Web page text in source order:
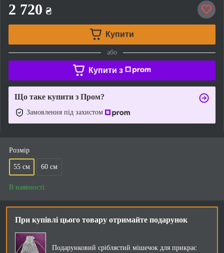
2 720 ₴
Купити
або
Купити з
Що таке купити з Пром?
Замовлення під захистом
Розмір
55 см 60 см
В наявності
При купівлі цього товару отримайте подарунок
Подарунковий сріблястий мішечок для прикрас